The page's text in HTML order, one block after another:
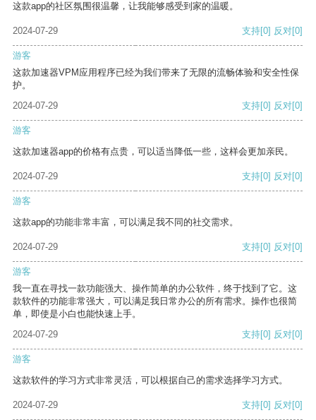
这款app的社区氛围很温馨，让我能够感受到家的温暖。
2024-07-29 支持[0] 反对[0]
游客
这款加速器VPM应用程序已经为我们带来了无限的流畅体验和安全性保
护。
2024-07-29
支持[0] 反对[0]
游客
这款加速器app的价格有点贵，可以适当降低一些，这样会更加亲民。
2024-07-29 支持[0] 反对[0]
游客
这款app的功能非常丰富，可以满足我不同的社交需求。
2024-07-29 支持[0] 反对[0]
游客
我一直在寻找一款功能强大、操作简单的办公软件，终于找到了它。这
款软件的功能非常强大，可以满足我日常办公的所有需求。操作也很简
单，即使是小白也能快速上手。
2024-07-29
支持[0] 反对[0]
游客
这款软件的学习方式非常灵活，可以根据自己的需求选择学习方式。
2024-07-29 支持[0] 反对[0]